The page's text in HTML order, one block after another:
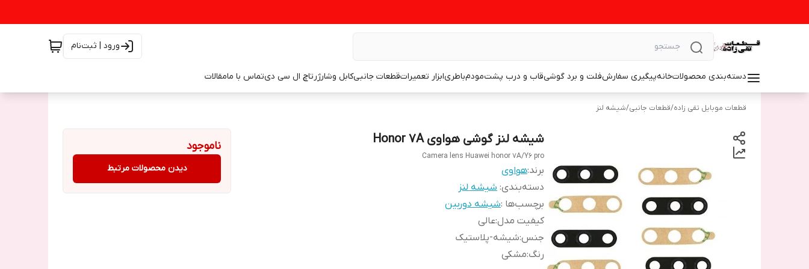
ورود | ثبت‌نام
دسته‌بندی محصولاتخانهپیگیری سفارشفلت و برد گوشیقاب و درب پشتمودمباطریابزار تعمیراتقطعات جانبیکابل وشارژرتاچ ال سی دیتماس با مامقالات
قطعات موبایل تقی زاده/قطعات جانبی/شیشه لنز
شیشه لنز گوشی هواوی Honor 7A
Camera lens Huawei honor 7A/Y6 pro
برند:هواوی
دسته‌بندی: شیشه لنز
برچسب‌ها :شیشه دوربین
کیفیت مدل:عالی
جنس:شیشه-پلاستیک
رنگ:مشکی
ناموجود
دیدن محصولات مرتبط